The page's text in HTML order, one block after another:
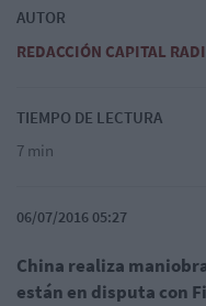
AUTOR
REDACCIÓN CAPITAL
TIEMPO DE LECTURA
7 min
06/07/2016 05:27
China realiza
están en disputa con